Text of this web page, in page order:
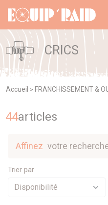
CRICS
Accueil > FRANCHISSEMENT &
44articles
Trier par
Affinez votre
Promotions
Panneau de gestion des cookies